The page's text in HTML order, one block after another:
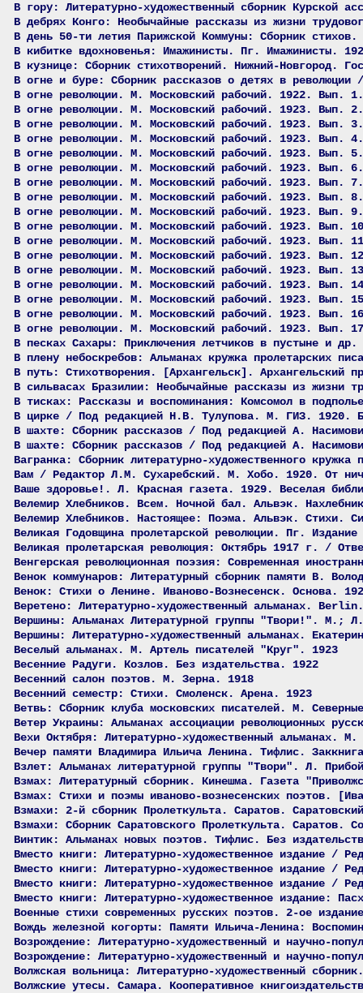
В гору: Литературно-художественный сборник Курской
В дебрях Конго: Необычайные рассказы из жизни
В день 50-ти летия Парижской Коммуны: Сборник стихов.
В кибитке вдохновенья: Имажинисты. Пг. Имажинисты.
В кузнице: Сборник стихотворений. Нижний-Новгород.
В огне и буре: Сборник рассказов о детях в
В огне революции. М. Московский рабочий. 1922. Вып.
В огне революции. М. Московский рабочий. 1923. Вып.
В огне революции. М. Московский рабочий. 1923. Вып.
В огне революции. М. Московский рабочий. 1923. Вып.
В огне революции. М. Московский рабочий. 1923. Вып.
В огне революции. М. Московский рабочий. 1923. Вып.
В огне революции. М. Московский рабочий. 1923. Вып.
В огне революции. М. Московский рабочий. 1923. Вып.
В огне революции. М. Московский рабочий. 1923. Вып.
В огне революции. М. Московский рабочий. 1923. Вып.
В огне революции. М. Московский рабочий. 1923. Вып.
В огне революции. М. Московский рабочий. 1923. Вып.
В огне революции. М. Московский рабочий. 1923. Вып.
В огне революции. М. Московский рабочий. 1923. Вып.
В огне революции. М. Московский рабочий. 1923. Вып.
В огне революции. М. Московский рабочий. 1923. Вып.
В огне революции. М. Московский рабочий. 1923. Вып.
В песках Сахары: Приключения летчиков в пустыне и
В плену небоскребов: Альманах кружка пролетарских
В путь: Стихотворения. [Архангельск]. Архангельский
В сильвасах Бразилии: Необычайные рассказы из
В тисках: Рассказы и воспоминания: Комсомол в
В цирке / Под редакцией Н.В. Тулупова. М. ГИЗ. 1920.
В шахте: Сборник рассказов / Под редакцией А.
В шахте: Сборник рассказов / Под редакцией А.
Вагранка: Сборник литературно-художественного
Вам / Редактор Л.М. Сухаребский. М. Хобо. 1920. От
Ваше здоровье!. Л. Красная газета. 1929. Веселая
Велемир Хлебников. Всем. Ночной бал. Альвэк.
Велемир Хлебников. Настоящее: Поэма. Альвэк. Стихи.
Великая Годовщина пролетарской революции. Пг.
Великая пролетарская революция: Октябрь 1917 г. /
Венгерская революционная поэзия: Современная
Венок коммунаров: Литературный сборник памяти В.
Венок: Стихи о Ленине. Иваново-Вознесенск. Основа.
Веретено: Литературно-художественный альманах.
Вершины: Альманах Литературной группы "Твори!". М.;
Вершины: Литературно-художественный альманах.
Веселый альманах. М. Артель писателей "Круг". 1923
Весенние Радуги. Козлов. Без издательства. 1922
Весенний салон поэтов. М. Зерна. 1918
Весенний семестр: Стихи. Смоленск. Арена. 1923
Ветвь: Сборник клуба московских писателей. М.
Ветер Украины: Альманах ассоциации революционных
Вехи Октября: Литературно-художественный альманах.
Вечер памяти Владимира Ильича Ленина. Тифлис.
Взлет: Альманах литературной группы "Твори". Л.
Взмах: Литературный сборник. Кинешма. Газета
Взмах: Стихи и поэмы иваново-вознесенских поэтов.
Взмахи: 2-й сборник Пролеткульта. Саратов.
Взмахи: Сборник Саратовского Пролеткульта. Саратов.
Винтик: Альманах новых поэтов. Тифлис. Без
Вместо книги: Литературно-художественное издание /
Вместо книги: Литературно-художественное издание /
Вместо книги: Литературно-художественное издание /
Вместо книги: Литературно-художественное издание:
Военные стихи современных русских поэтов. 2-ое
Вождь железной когорты: Памяти Ильича-Ленина:
Возрождение: Литературно-художественный и научно-
Возрождение: Литературно-художественный и научно-
Волжская вольница: Литературно-художественный
Волжские утесы. Самара. Кооперативное